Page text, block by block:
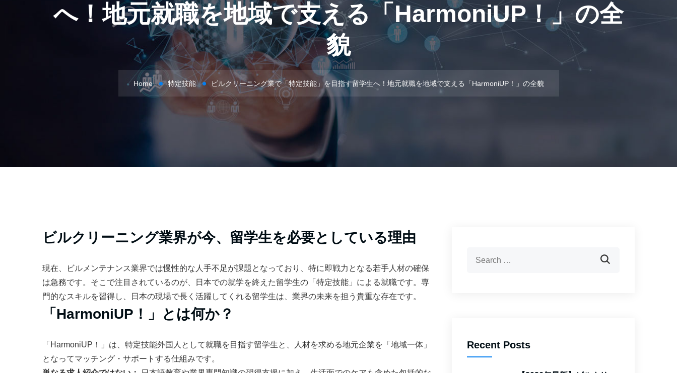
へ！地元就職を地域で支える「HarmoniUP！」の全
貌
Home 特定技能 ビルクリーニング業で「特定技能」を目指す留学生へ！地元就職を地域で支える「HarmoniUP！」の全貌
ビルクリーニング業界が今、留学生を必要としている理由
現在、ビルメンテナンス業界では慢性的な人手不足が課題となっており、特に即戦力となる若手人材の確保
は急務です。そこで注目されているのが、日本での就学を終えた留学生の「特定技能」による就職です。専
門的なスキルを習得し、日本の現場で長く活躍してくれる留学生は、業界の未来を担う貴重な存在です。
「HarmoniUP！」とは何か？
「HarmoniUP！」は、特定技能外国人として就職を目指す留学生と、人材を求める地元企業を「地域一体」
となってマッチング・サポートする仕組みです。
Recent Posts